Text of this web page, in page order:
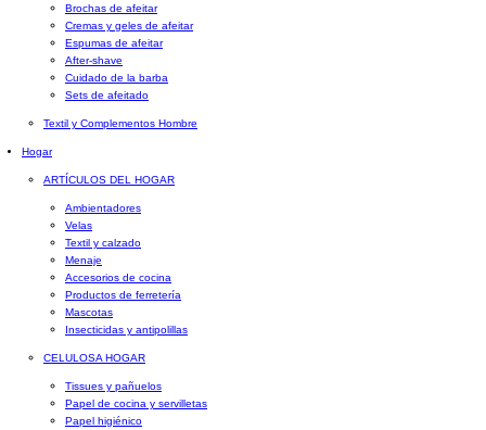
Brochas de afeitar
Cremas y geles de afeitar
Espumas de afeitar
After-shave
Cuidado de la barba
Sets de afeitado
Textil y Complementos Hombre
Hogar
ARTÍCULOS DEL HOGAR
Ambientadores
Velas
Textil y calzado
Menaje
Accesorios de cocina
Productos de ferretería
Mascotas
Insecticidas y antipolillas
CELULOSA HOGAR
Tissues y pañuelos
Papel de cocina y servilletas
Papel higiénico